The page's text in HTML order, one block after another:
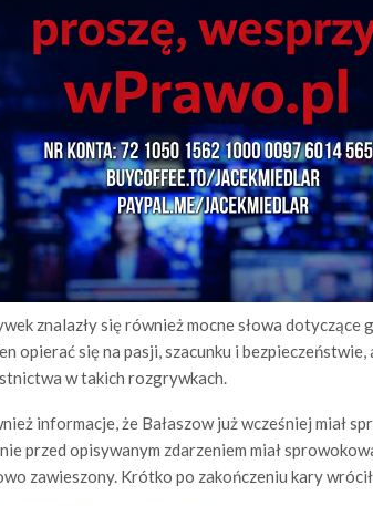
znalazły się również mocne słowa
opierać się na pasji, szacunku i bezpieczeństwie,
w takich rozgrywkach.
informacje, że Bałaszow już wcześniej miał
przed opisywanym zdarzeniem miał
zawieszony. Krótko po zakończeniu kary